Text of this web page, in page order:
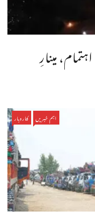
مینارِ
اہم خبریں کاروبار